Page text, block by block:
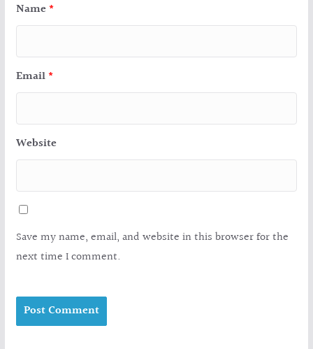
Name *
Email *
Website
Save my name, email, and website in this browser for the
next time I comment.